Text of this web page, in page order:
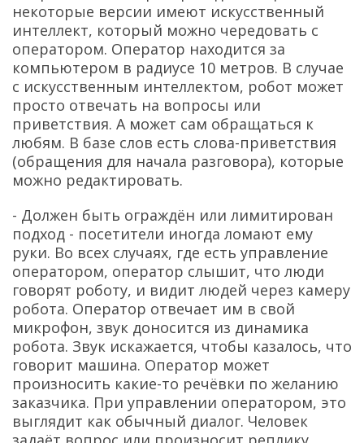
некоторые версии имеют искусственный
интеллект, который можно чередовать с
оператором. Оператор находится за
компьютером в радиусе 10 метров. В случае
с искусственным интеллектом, робот может
просто отвечать на вопросы или
приветствия. А может сам обращаться к
любям. В базе слов есть слова-приветствия
(обращения для начала разговора), которые
можно редактировать.
- Должен быть ограждён или лимитирован
подход - посетители иногда ломают ему
руки. Во всех случаях, где есть управление
оператором, оператор слышит, что люди
говорят роботу, и видит людей через камеру
робота. Оператор отвечает им в свой
микрофон, звук доносится из динамика
робота. Звук искажается, чтобы казалось, что
говорит машина. Оператор может
произносить какие-то речёвки по желанию
заказчика. При управлении оператором, это
выглядит как обычный диалог. Человек